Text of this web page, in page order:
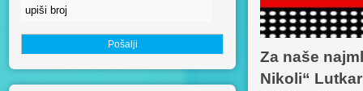
Za naše
Nikoli“